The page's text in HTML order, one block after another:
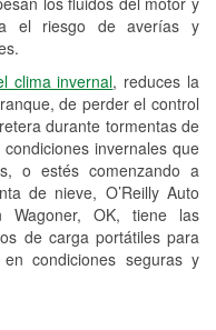
el riesgo de averías y
clima invernal, reduces la
de perder el control
durante tormentas de
invernales que
o estés comenzando a
de nieve, O’Reilly Auto
Wagoner, OK, tiene las
de carga portátiles para
condiciones seguras y
y discos de
a la medida